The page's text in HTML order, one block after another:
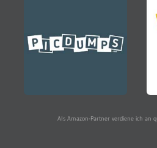
Als Amazon-Partner verdiene ich an